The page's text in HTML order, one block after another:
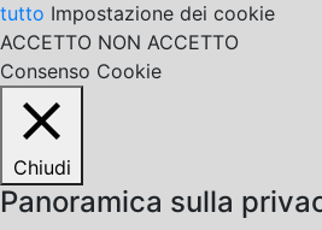
tutto Impostazione dei cookie
ACCETTO NON ACCETTO
Consenso Cookie
Chiudi
Panoramica sulla